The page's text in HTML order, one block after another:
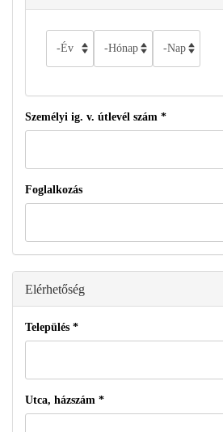
Személyi ig. v. útlevél szám *
Foglalkozás
Elérhetőség
Település *
Utca, házszám *